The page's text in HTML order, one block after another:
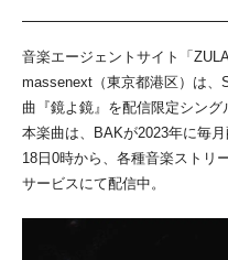
音楽エージェントサイト「
massenext（東京都港区）は
曲『鏡よ鏡』を配信限定シング
本楽曲は、BAKが2023年に毎
18日0時から、各種音楽ストリ
サービスにて配信中。